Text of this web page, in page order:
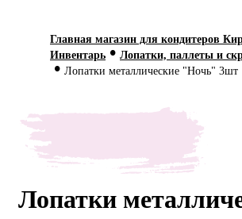
О нас
Главная магазин для кондитеров
Инвентарь • Лопатки, паллеты и
• Лопатки металлические "Ночь" 3шт
Лопатки